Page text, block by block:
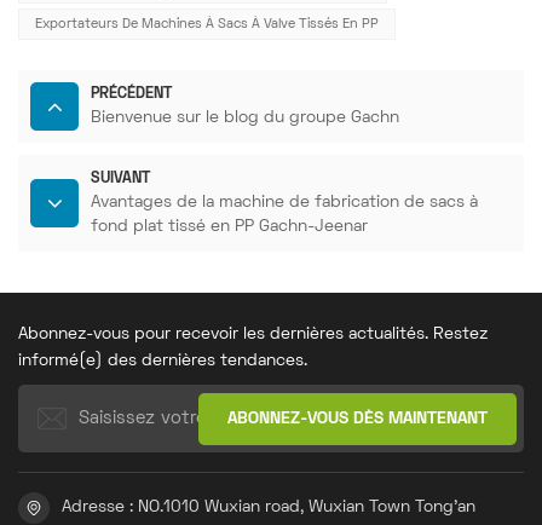
Exportateurs De Machines À Sacs À Valve Tissés En PP
PRÉCÉDENT
Bienvenue sur le blog du groupe Gachn
SUIVANT
Avantages de la machine de fabrication de sacs à
fond plat tissé en PP Gachn-Jeenar
Abonnez-vous pour recevoir les dernières actualités. Restez
informé(e) des dernières tendances.
Adresse : NO.1010 Wuxian road, Wuxian Town Tong'an